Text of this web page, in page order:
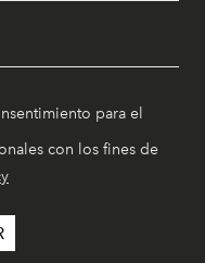
para el
con los fines de